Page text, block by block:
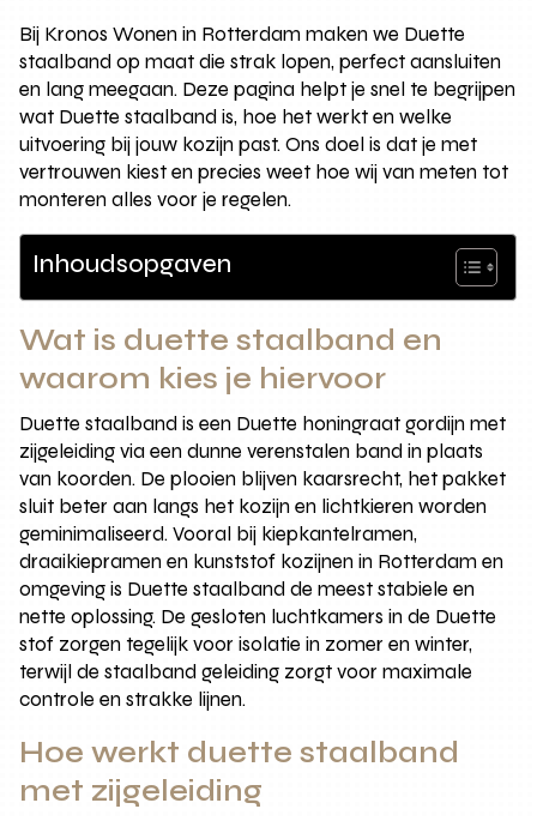
Bij Kronos Wonen in Rotterdam maken we Duette
staalband op maat die strak lopen, perfect aansluiten
en lang meegaan. Deze pagina helpt je snel te begrijpen
wat Duette staalband is, hoe het werkt en welke
uitvoering bij jouw kozijn past. Ons doel is dat je met
vertrouwen kiest en precies weet hoe wij van meten tot
monteren alles voor je regelen.
Inhoudsopgaven
Wat is duette staalband en
waarom kies je hiervoor
Duette staalband is een Duette honingraat gordijn met
zijgeleiding via een dunne verenstalen band in plaats
van koorden. De plooien blijven kaarsrecht, het pakket
sluit beter aan langs het kozijn en lichtkieren worden
geminimaliseerd. Vooral bij kiepkantelramen,
draaikiepramen en kunststof kozijnen in Rotterdam en
omgeving is Duette staalband de meest stabiele en
nette oplossing. De gesloten luchtkamers in de Duette
stof zorgen tegelijk voor isolatie in zomer en winter,
terwijl de staalband geleiding zorgt voor maximale
controle en strakke lijnen.
Hoe werkt duette staalband
met zijgeleiding